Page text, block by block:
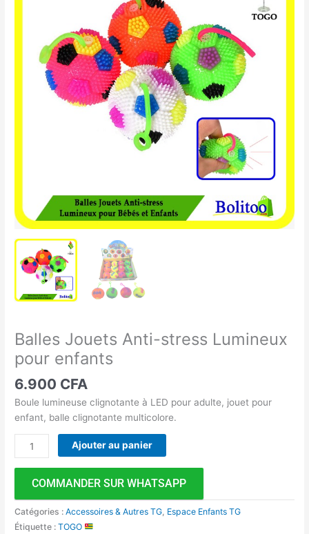
Balles Jouets Anti-stress Lumineux
pour enfants
6.900 CFA
Boule lumineuse clignotante à LED pour adulte, jouet pour
enfant, balle clignotante multicolore.
Lumineux
enfants
Ajouter au panier
COMMANDER SUR WHATSAPP
Catégories :Accessoires & Autres TG, Espace Enfants TG
Étiquette :TOGO